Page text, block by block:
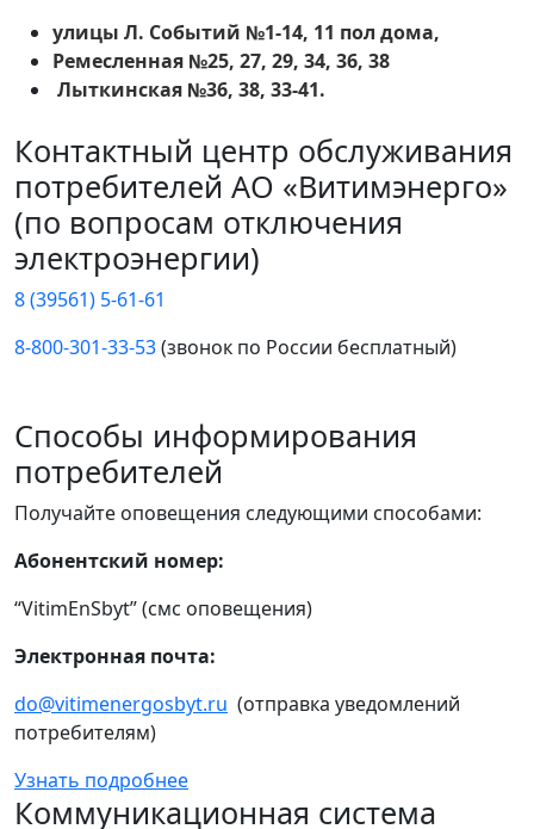
улицы Л. Событий №1-14, 11 пол дома,
Ремесленная №25, 27, 29, 34, 36, 38
Лыткинская №36, 38, 33-41.
Контактный центр обслуживания
потребителей АО «Витимэнерго»
(по вопросам отключения
электроэнергии)
8 (39561) 5-61-61
8-800-301-33-53(звонок по России бесплатный)
Способы информирования
потребителей
Получайте оповещения следующими способами:
Абонентский номер:
“VitimEnSbyt” (смс оповещения)
Электронная почта:
do@vitimenergosbyt.ru (отправка уведомлений
потребителям)
Узнать подробнее
Коммуникационная система